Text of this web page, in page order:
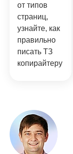
от типов
страниц,
узнайте, как
правильно
писать ТЗ
копирайтеру